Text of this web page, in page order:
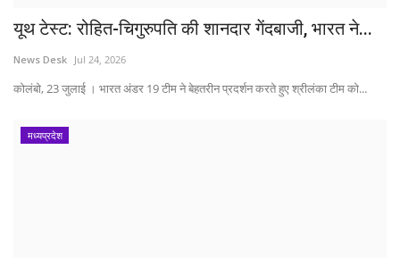
यूथ टेस्ट: रोहित-चिगुरुपति की शानदार गेंदबाजी, भारत ने...
News Desk Jul 24, 2026
कोलंबो, 23 जुलाई । भारत अंडर 19 टीम ने बेहतरीन प्रदर्शन करते हुए श्रीलंका टीम को...
मध्यप्रदेश